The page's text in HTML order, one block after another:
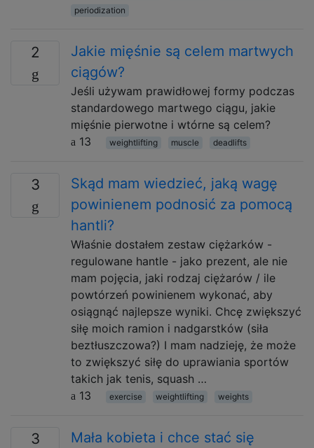
periodization
2
Jakie mięśnie są celem martwych
ciągów?
Jeśli używam prawidłowej formy podczas
standardowego martwego ciągu, jakie
mięśnie pierwotne i wtórne są celem?
13
weightlifting muscle deadlifts
3
Skąd mam wiedzieć, jaką wagę
powinienem podnosić za pomocą
hantli?
Właśnie dostałem zestaw ciężarków -
regulowane hantle - jako prezent, ale nie
mam pojęcia, jaki rodzaj ciężarów / ile
powtórzeń powinienem wykonać, aby
osiągnąć najlepsze wyniki. Chcę zwiększyć
siłę moich ramion i nadgarstków (siła
beztłuszczowa?) I mam nadzieję, że może
to zwiększyć siłę do uprawiania sportów
takich jak tenis, squash …
13
exercise weightlifting weights
3
Mała kobieta i chce stać się